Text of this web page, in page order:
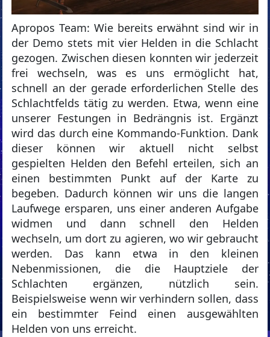
Apropos Team: Wie bereits erwähnt sind wir in
der Demo stets mit vier Helden in die Schlacht
gezogen. Zwischen diesen konnten wir jederzeit
frei wechseln, was es uns ermöglicht hat,
schnell an der gerade erforderlichen Stelle des
Schlachtfelds tätig zu werden. Etwa, wenn eine
unserer Festungen in Bedrängnis ist. Ergänzt
wird das durch eine Kommando-Funktion. Dank
dieser können wir aktuell nicht selbst
gespielten Helden den Befehl erteilen, sich an
einen bestimmten Punkt auf der Karte zu
begeben. Dadurch können wir uns die langen
Laufwege ersparen, uns einer anderen Aufgabe
widmen und dann schnell den Helden
wechseln, um dort zu agieren, wo wir gebraucht
werden. Das kann etwa in den kleinen
Nebenmissionen, die die Hauptziele der
Schlachten ergänzen, nützlich sein.
Beispielsweise wenn wir verhindern sollen, dass
ein bestimmter Feind einen ausgewählten
Helden von uns erreicht.